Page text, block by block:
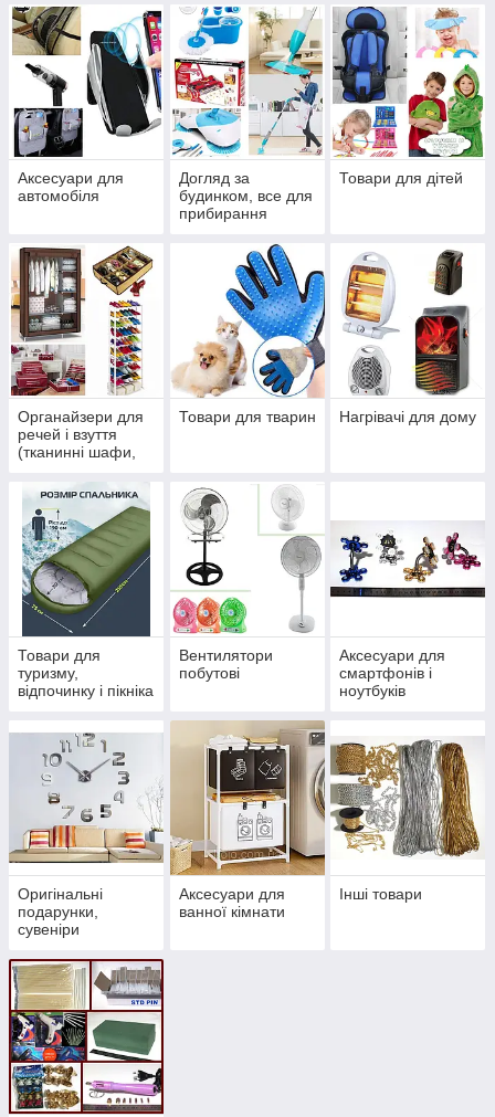
вуличне
освітлення
Аксесуари для
автомобіля
Догляд за
будинком, все для
прибирання
Товари для дітей
Органайзери для
речей і взуття
(тканинні шафи,
Товари для тварин Нагрівачі для дому
Товари для
туризму,
відпочинку і пікніка
Вентилятори
побутові
Аксесуари для
смартфонів і
ноутбуків
Оригінальні
подарунки,
сувеніри
Аксесуари для
ванної кімнати
Інші товари